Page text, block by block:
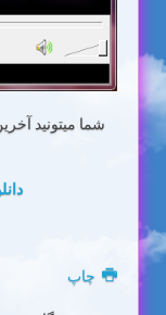
شما میتونید
چاپ